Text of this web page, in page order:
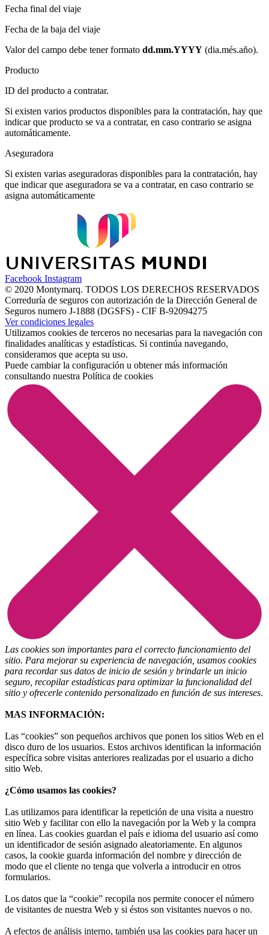
Fecha final del viaje
Fecha de la baja del viaje
Valor del campo debe tener formato dd.mm.YYYY (dia.més.año)​.
Producto
ID del producto a contratar.
Si existen varios productos disponibles para la contratación, hay que
indicar que producto se va a contratar, en caso contrario se asigna
automáticamente.
Aseguradora
Si existen varias aseguradoras disponibles para la contratación, hay
que indicar que aseguradora se va a contratar, en caso contrario se
asigna automáticamente
Facebook Instagram
© 2020 Montymarq. TODOS LOS DERECHOS RESERVADOS
Correduría de seguros con autorización de la Dirección General de
Seguros numero J-1888 (DGSFS) - CIF B-92094275
Ver condiciones legales
Utilizamos cookies de terceros no necesarias para la navegación con
finalidades analíticas y estadísticas. Si continúa navegando,
consideramos que acepta su uso.
Puede cambiar la configuración u obtener más información
consultando nuestra Política de cookies
Las cookies son importantes para el correcto funcionamiento del
sitio. Para mejorar su experiencia de navegación, usamos cookies
para recordar sus datos de inicio de sesión y brindarle un inicio
seguro, recopilar estadísticas para optimizar la funcionalidad del
sitio y ofrecerle contenido personalizado en función de sus intereses.
MAS INFORMACIÓN:
Las “cookies” son pequeños archivos que ponen los sitios Web en el
disco duro de los usuarios. Estos archivos identifican la información
específica sobre visitas anteriores realizadas por el usuario a dicho
sitio Web.
¿Cómo usamos las cookies?
Las utilizamos para identificar la repetición de una visita a nuestro
sitio Web y facilitar con ello la navegación por la Web y la compra
en línea. Las cookies guardan el país e idioma del usuario así como
un identificador de sesión asignado aleatoriamente. En algunos
casos, la cookie guarda información del nombre y dirección de
modo que el cliente no tenga que volverla a introducir en otros
formularios.
Los datos que la “cookie” recopila nos permite conocer el número
de visitantes de nuestra Web y si éstos son visitantes nuevos o no.
A efectos de análisis interno, también usa las cookies para hacer un